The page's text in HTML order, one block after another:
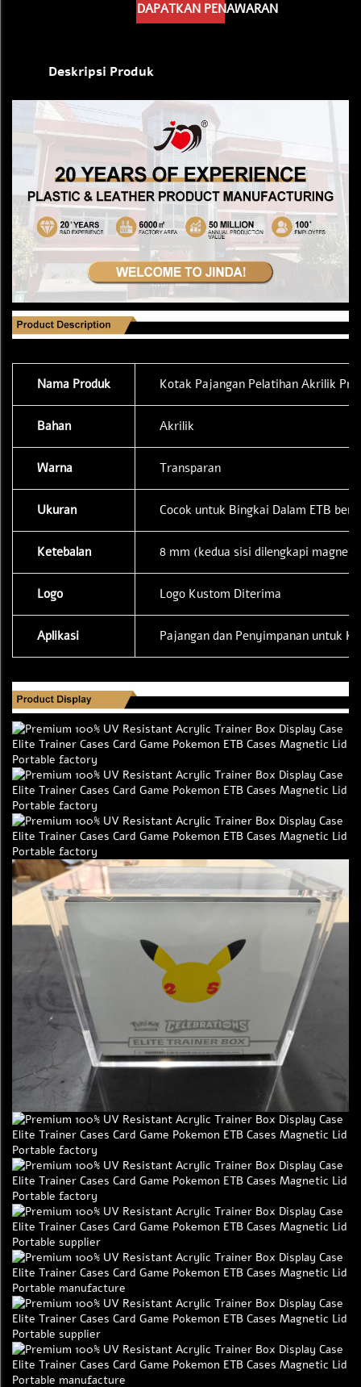
DAPATKAN PENAWARAN
Deskripsi Produk
Nama Produk Kotak Pajangan Pelatihan Akrilik
Bahan Akrilik
Warna Transparan
Ukuran Cocok untuk Bingkai Dalam ETB
Ketebalan 8 mm (kedua sisi dilengkapi
Logo Logo Kustom Diterima
Aplikasi Pajangan dan Penyimpanan untuk